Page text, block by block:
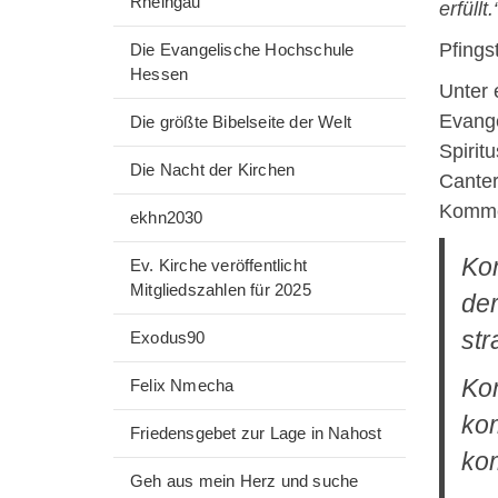
Unter
Die Evangelische Hochschule
Hessen
Die größte Bibelseite der Welt
Die Nacht der Kirchen
ekhn2030
Ev. Kirche veröffentlicht
Mitgliedszahlen für 2025
Exodus90
Felix Nmecha
Friedensgebet zur Lage in Nahost
Geh aus mein Herz und suche